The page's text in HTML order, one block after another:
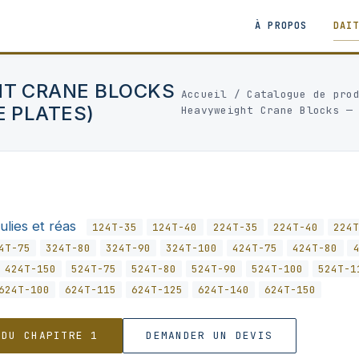
À PROPOS
CRANE BLOCKS
PLATES)
Accueil /Catalogue de
Heavyweight Crane Blocks
et réas 124T-35 124T-40 224T-35 224T-40
75
324T-80 324T-90 324T-100 424T-75 424T-80
424T-150
524T-75 524T-80 524T-90 524T-100
524T-
100
624T-115 624T-125 624T-140 624T-150
CHAPITRE 1 DEMANDER UN DEVIS